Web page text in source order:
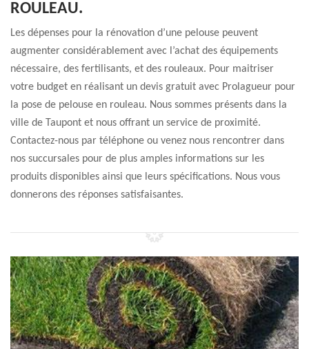
ROULEAU.
Les dépenses pour la rénovation d’une pelouse peuvent
augmenter considérablement avec l’achat des équipements
nécessaire, des fertilisants, et des rouleaux. Pour maitriser
votre budget en réalisant un devis gratuit avec Prolagueur pour
la pose de pelouse en rouleau. Nous sommes présents dans la
ville de Taupont et nous offrant un service de proximité.
Contactez-nous par téléphone ou venez nous rencontrer dans
nos succursales pour de plus amples informations sur les
produits disponibles ainsi que leurs spécifications. Nous vous
donnerons des réponses satisfaisantes.